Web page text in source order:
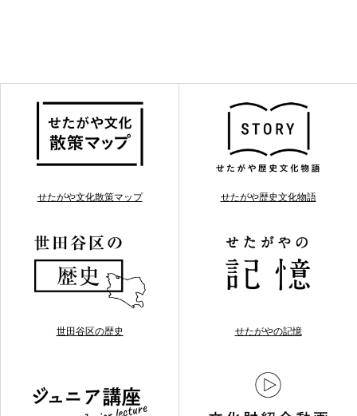
せたがや文化散策マップ せたがや歴史文化物語
世田谷区の歴史 せたがやの記憶